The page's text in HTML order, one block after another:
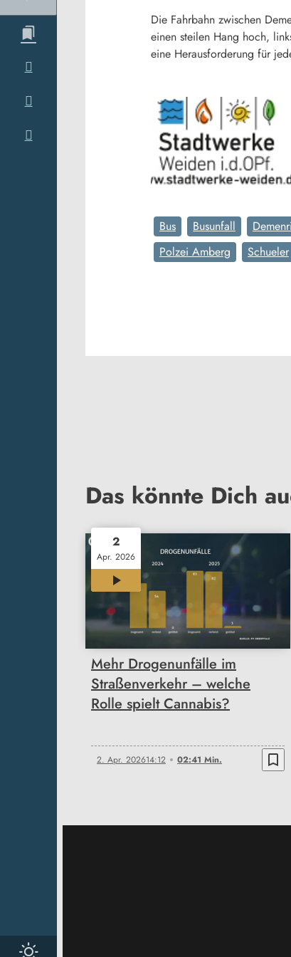
Die Fahrbahn zwischen
einen steilen Hang hoch,
eine Herausforderung für
Bus Busunfall
Polzei Amberg
Schueler
Das könnte Dich
2
Apr. 2026
02:41
Mehr Drogenunfälle im
Straßenverkehr – welche
Rolle spielt Cannabis?
2. Apr. 202614:12 02:41 Min. bookmark_border